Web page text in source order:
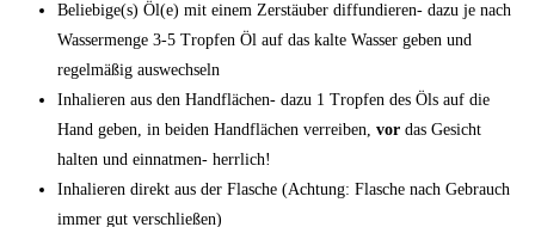
Beliebige(s) Öl(e) mit einem Zerstäuber diffundieren- dazu je nach
Wassermenge 3-5 Tropfen Öl auf das kalte Wasser geben und
regelmäßig auswechseln
Inhalieren aus den Handflächen- dazu 1 Tropfen des Öls auf die
Hand geben, in beiden Handflächen verreiben, vor das Gesicht
halten und einnatmen- herrlich!
Inhalieren direkt aus der Flasche (Achtung: Flasche nach Gebrauch
immer gut verschließen)